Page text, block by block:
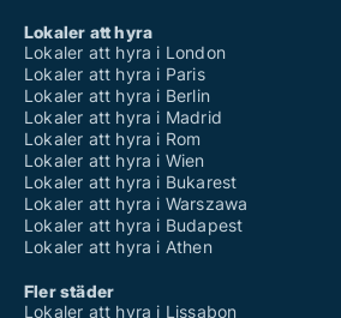
Lokaler att hyra
Lokaler att hyra i London
Lokaler att hyra i Paris
Lokaler att hyra i Berlin
Lokaler att hyra i Madrid
Lokaler att hyra i Rom
Lokaler att hyra i Wien
Lokaler att hyra i Bukarest
Lokaler att hyra i Warszawa
Lokaler att hyra i Budapest
Lokaler att hyra i Athen
Fler städer
Lokaler att hyra i Lissabon